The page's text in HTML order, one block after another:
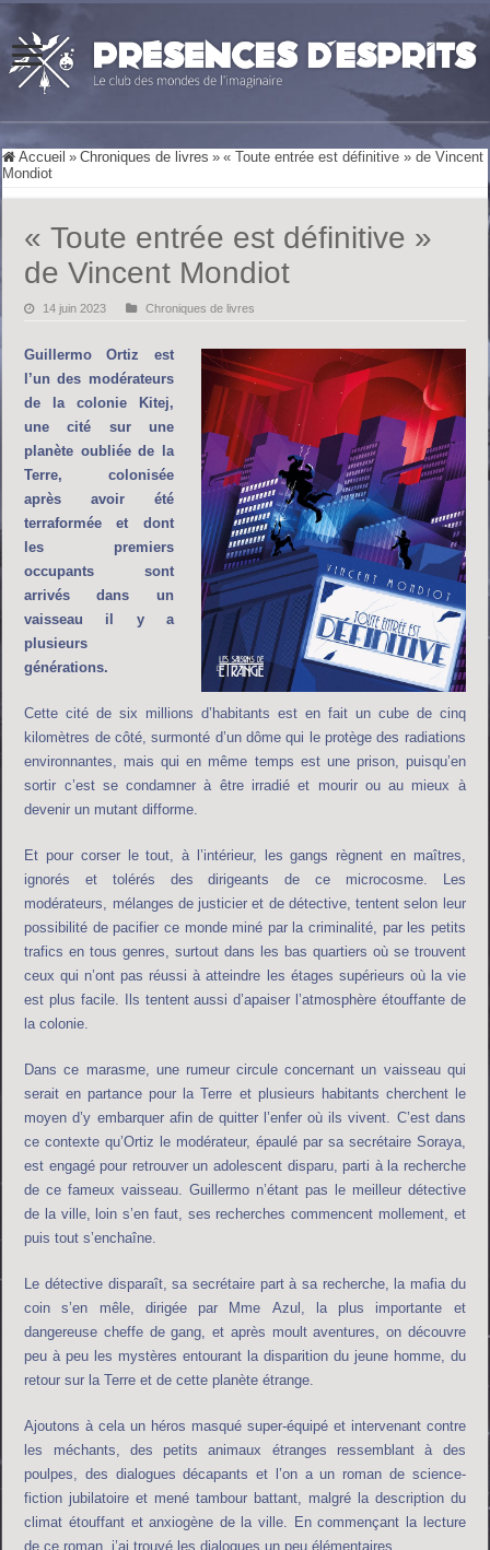
Accueil » Chroniques de livres » « Toute entrée est définitive » de Vincent
Mondiot
« Toute entrée est définitive »
de Vincent Mondiot
14 juin 2023 Chroniques de livres
Guillermo Ortiz est
l’un des modérateurs
de la colonie Kitej,
une cité sur une
planète oubliée de la
Terre, colonisée
après avoir été
terraformée et dont
les premiers
occupants sont
arrivés dans un
vaisseau il y a
plusieurs
générations.
Cette cité de six millions d’habitants est en fait un cube de cinq
kilomètres de côté, surmonté d’un dôme qui le protège des radiations
environnantes, mais qui en même temps est une prison, puisqu’en
sortir c’est se condamner à être irradié et mourir ou au mieux à
devenir un mutant difforme.
Et pour corser le tout, à l’intérieur, les gangs règnent en maîtres,
ignorés et tolérés des dirigeants de ce microcosme. Les
modérateurs, mélanges de justicier et de détective, tentent selon leur
possibilité de pacifier ce monde miné par la criminalité, par les petits
trafics en tous genres, surtout dans les bas quartiers où se trouvent
ceux qui n’ont pas réussi à atteindre les étages supérieurs où la vie
est plus facile. Ils tentent aussi d’apaiser l’atmosphère étouffante de
la colonie.
Dans ce marasme, une rumeur circule concernant un vaisseau qui
serait en partance pour la Terre et plusieurs habitants cherchent le
moyen d’y embarquer afin de quitter l’enfer où ils vivent. C’est dans
ce contexte qu’Ortiz le modérateur, épaulé par sa secrétaire Soraya,
est engagé pour retrouver un adolescent disparu, parti à la recherche
de ce fameux vaisseau. Guillermo n’étant pas le meilleur détective
de la ville, loin s’en faut, ses recherches commencent mollement, et
puis tout s’enchaîne.
Le détective disparaît, sa secrétaire part à sa recherche, la mafia du
coin s’en mêle, dirigée par Mme Azul, la plus importante et
dangereuse cheffe de gang, et après moult aventures, on découvre
peu à peu les mystères entourant la disparition du jeune homme, du
retour sur la Terre et de cette planète étrange.
Ajoutons à cela un héros masqué super-équipé et intervenant contre
les méchants, des petits animaux étranges ressemblant à des
poulpes, des dialogues décapants et l’on a un roman de science-
fiction jubilatoire et mené tambour battant, malgré la description du
climat étouffant et anxiogène de la ville. En commençant la lecture
de ce roman, j’ai trouvé les dialogues un peu élémentaires.